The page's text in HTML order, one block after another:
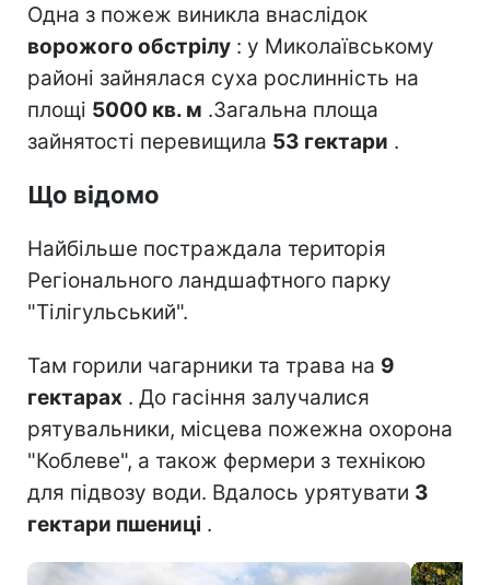
Одна з пожеж виникла внаслідок
ворожого обстрілу : у Миколаївському
районі зайнялася суха рослинність на
площі 5000 кв. м .Загальна площа
зайнятості перевищила 53 гектари .
Що відомо
Найбільше постраждала територія
Регіонального ландшафтного парку
"Тілігульський".
Там горили чагарники та трава на 9
гектарах . До гасіння залучалися
рятувальники, місцева пожежна охорона
"Коблеве", а також фермери з технікою
для підвозу води. Вдалось урятувати 3
гектари пшениці .